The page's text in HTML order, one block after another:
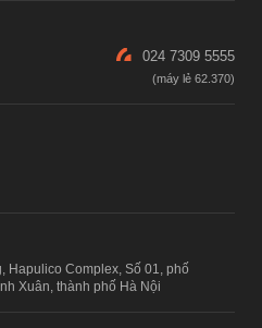
024 7309 5555
Hapulico Complex, Số 01, phố
Xuân, thành phố Hà Nội